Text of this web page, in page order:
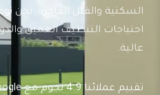
السكنية والفلل الفاخرة. نحن
احتياجات التنظيف العميق
عالية.
تقييم عملائنا 4.9 نجوم مع Google